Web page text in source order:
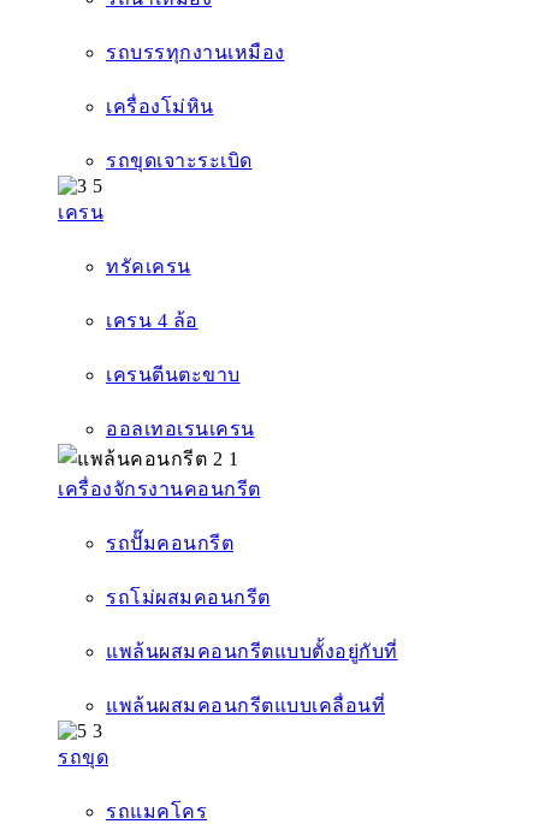
รถบรรทุกงานเหมือง
เครื่องโม่หิน
รถขุดเจาะระเบิด
เครน
ทรัคเครน
เครน 4 ล้อ
เครนตีนตะขาบ
ออลเทอเรนเครน
เครื่องจักรงานคอนกรีต
รถปั๊มคอนกรีต
รถโม่ผสมคอนกรีต
แพล้นผสมคอนกรีตแบบตั้งอยู่กับที่
แพล้นผสมคอนกรีตแบบเคลื่อนที่
รถขุด
รถแมคโคร